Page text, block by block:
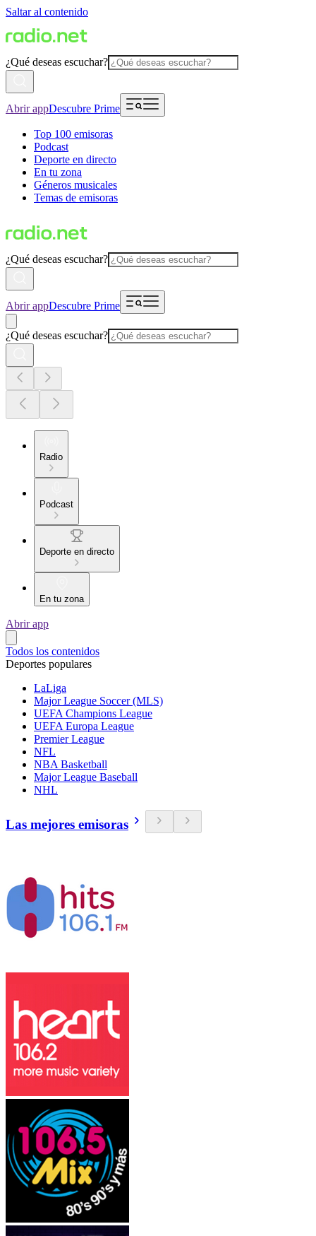
Saltar al contenido
¿Qué deseas escuchar?
Abrir appDescubre Prime
Top 100 emisoras
Podcast
Deporte en directo
En tu zona
Géneros musicales
Temas de emisoras
¿Qué deseas escuchar?
Abrir appDescubre Prime
¿Qué deseas escuchar?
Radio
Podcast
Deporte en directo
En tu zona
Abrir app
Todos los contenidos
Deportes populares
LaLiga
Major League Soccer (MLS)
UEFA Champions League
UEFA Europa League
Premier League
NFL
NBA Basketball
Major League Baseball
NHL
Las mejores emisoras